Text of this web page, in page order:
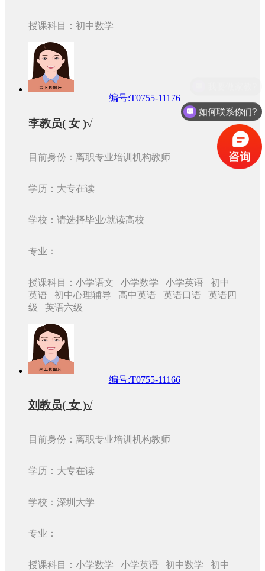
授课科目：初中数学
编号:T0755-11176
李教员( 女 )√
目前身份：离职专业培训机构教师
学历：大专在读
学校：请选择毕业/就读高校
专业：
授课科目：小学语文 小学数学 小学英语 初中
英语 初中心理辅导 高中英语 英语口语 英语四
级 英语六级
编号:T0755-11166
刘教员( 女 )√
目前身份：离职专业培训机构教师
学历：大专在读
学校：深圳大学
专业：
授课科目：小学数学 小学英语 初中数学 初中
如何联系你们?